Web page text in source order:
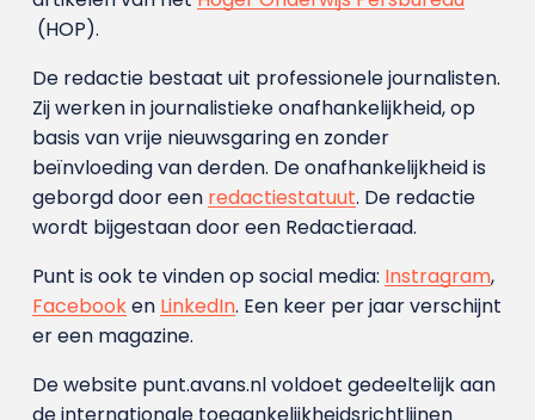
(HOP).
De redactie bestaat uit professionele journalisten.
Zij werken in journalistieke onafhankelijkheid, op
basis van vrije nieuwsgaring en zonder
beïnvloeding van derden. De onafhankelijkheid is
geborgd door een redactiestatuut. De redactie
wordt bijgestaan door een Redactieraad.
Punt is ook te vinden op social media: Instragram,
Facebooken LinkedIn. Een keer per jaar verschijnt
er een magazine.
De website punt.avans.nl voldoet gedeeltelijk aan
de internationale toegankelijkheidsrichtlijnen